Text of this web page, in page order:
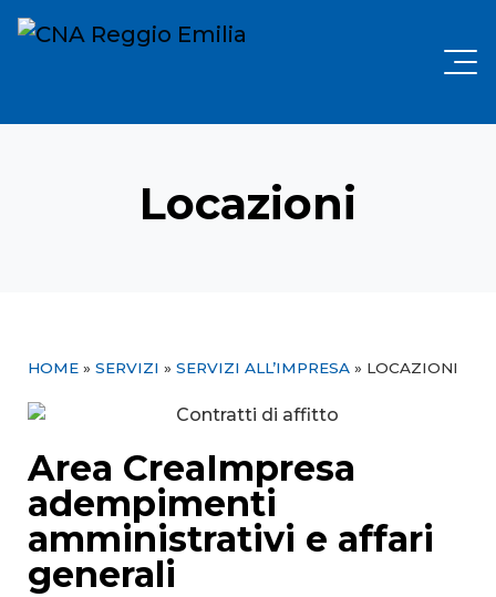
Locazioni
HOME » SERVIZI » SERVIZI ALL’IMPRESA » LOCAZIONI
Area CreaImpresa
adempimenti
amministrativi e affari
generali